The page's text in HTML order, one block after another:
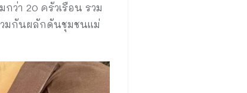
ว่า 20 ครัวเรือน รวม
วมกันผลักดันชุมชนแม่